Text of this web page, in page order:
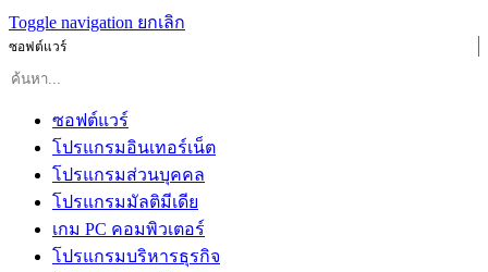
Toggle navigation ยกเลิก
ซอฟต์แวร์
ซอฟต์แวร์
โปรแกรมอินเทอร์เน็ต
โปรแกรมส่วนบุคคล
โปรแกรมมัลติมีเดีย
เกม PC คอมพิวเตอร์
โปรแกรมบริหารธุรกิจ